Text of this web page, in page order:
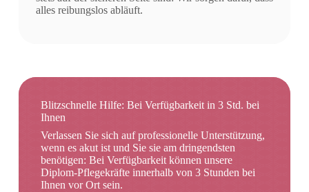
alles reibungslos abläuft.
Blitzschnelle Hilfe: Bei Verfügbarkeit in 3 Std. bei
Ihnen
Verlassen Sie sich auf professionelle Unterstützung,
wenn es akut ist und Sie sie am dringendsten
benötigen: Bei Verfügbarkeit können unsere
Diplom-Pflegekräfte innerhalb von 3 Stunden bei
Ihnen vor Ort sein.